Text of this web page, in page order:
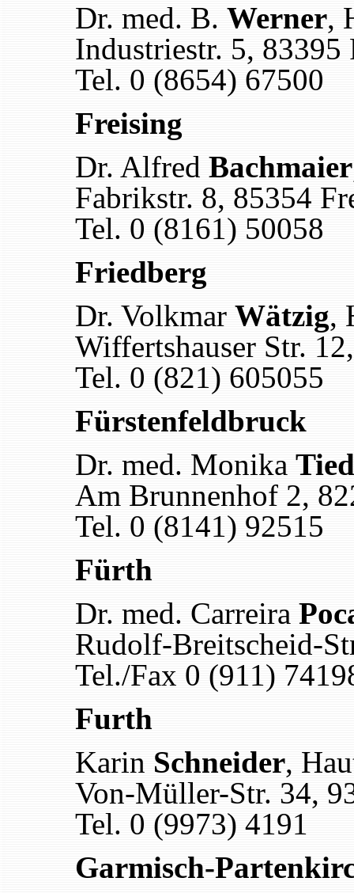
Dr. med. B. Werner,
Industriestr. 5, 83395
Tel. 0 (8654) 67500
Freising
Dr. Alfred Bachmaier
Fabrikstr. 8, 85354
Tel. 0 (8161) 50058
Friedberg
Dr. Volkmar Wätzig,
Wiffertshauser Str.
Tel. 0 (821) 605055
Fürstenfeldbruck
Dr. med. Monika
Am Brunnenhof 2,
Tel. 0 (8141) 92515
Fürth
Dr. med. Carreira
Rudolf-Breitscheid-
Tel./Fax 0 (911)
Furth
Karin Schneider,
Von-Müller-Str. 34,
Tel. 0 (9973) 4191
Garmisch-